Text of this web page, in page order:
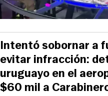
Intentó sobornar a
evitar infracción:
uruguayo en el
$60 mil a